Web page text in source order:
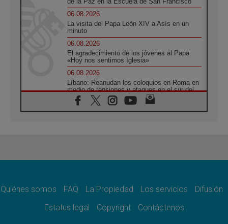
06.08.2026
La visita del Papa León XIV a Asís en un
minuto
06.08.2026
El agradecimiento de los jóvenes al Papa:
«Hoy nos sentimos Iglesia»
06.08.2026
Líbano: Reanudan los coloquios en Roma en
medio de tensiones y ataques en el sur del
país
06.08.2026
noticia para todo el Uruguay
León XIV: La revolución del Evangelio
derriba los muros que separan
Quiénes somos FAQ La Propiedad Los servicios
Difusión
Estatus legal
Copyright Contáctenos